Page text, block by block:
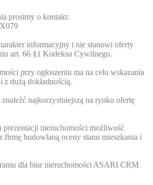
prosimy o kontakt:
informacyjny i nie stanowi oferty
art. 66 §1 Kodeksu Cywilnego.
przy ogłoszeniu ma na celu wskazania
dużą dokładnością.
znaleźć najkorzystniejszą na rynku ofertę
prezentacji nieruchomości możliwość
firmę budowlaną oceny stanu mieszkania i
dla biur nieruchomości ASARI CRM